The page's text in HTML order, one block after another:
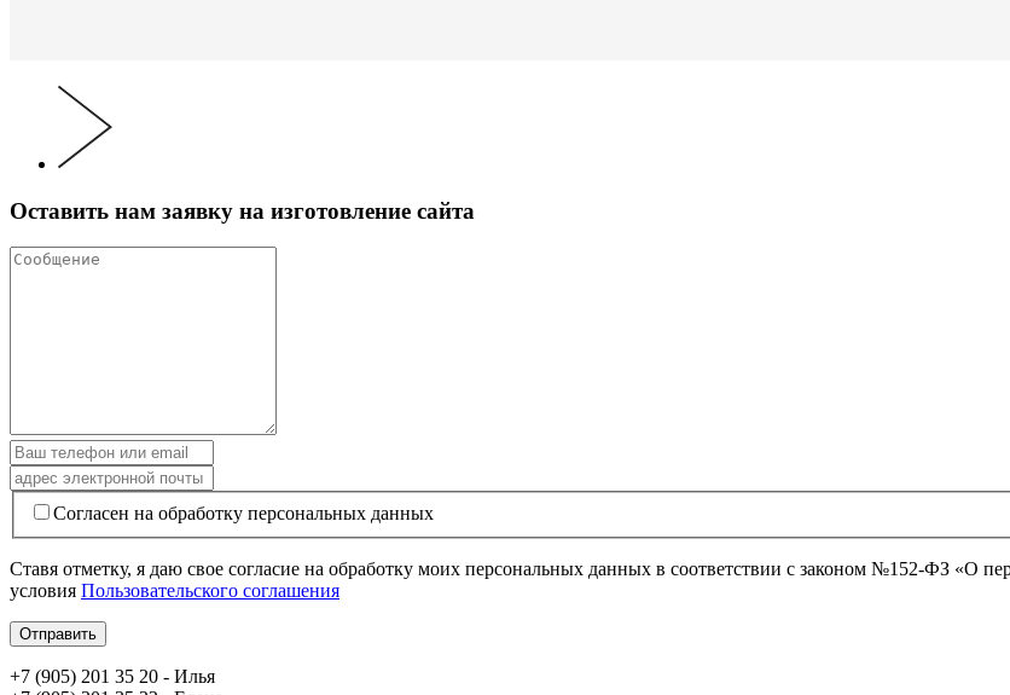
Оставить нам заявку на изготовление сайта
Согласен на обработку персональных данных
Ставя отметку, я даю свое согласие на обработку моих персональных данных в соответствии с законом №152-ФЗ «О
условия Пользовательского соглашения
+7 (905) 201 35 20 - Илья